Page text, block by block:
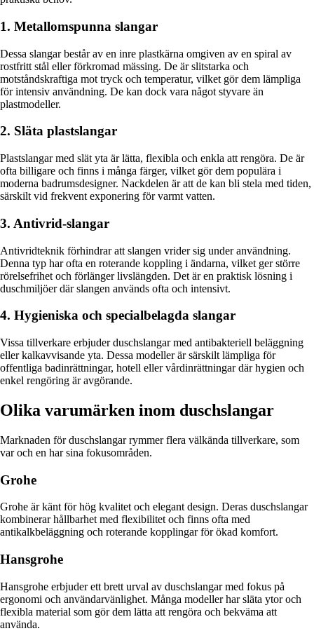
1. Metallomspunna slangar
Dessa slangar består av en inre plastkärna omgiven av en spiral av
rostfritt stål eller förkromad mässing. De är slitstarka och
motståndskraftiga mot tryck och temperatur, vilket gör dem lämpliga
för intensiv användning. De kan dock vara något styvare än
plastmodeller.
2. Släta plastslangar
Plastslangar med slät yta är lätta, flexibla och enkla att rengöra. De är
ofta billigare och finns i många färger, vilket gör dem populära i
moderna badrumsdesigner. Nackdelen är att de kan bli stela med tiden,
särskilt vid frekvent exponering för varmt vatten.
3. Antivrid-slangar
Antivridteknik förhindrar att slangen vrider sig under användning.
Denna typ har ofta en roterande koppling i ändarna, vilket ger större
rörelsefrihet och förlänger livslängden. Det är en praktisk lösning i
duschmiljöer där slangen används ofta och intensivt.
4. Hygieniska och specialbelagda slangar
Vissa tillverkare erbjuder duschslangar med antibakteriell beläggning
eller kalkavvisande yta. Dessa modeller är särskilt lämpliga för
offentliga badinrättningar, hotell eller vårdinrättningar där hygien och
enkel rengöring är avgörande.
Olika varumärken inom duschslangar
Marknaden för duschslangar rymmer flera välkända tillverkare, som
var och en har sina fokusområden.
Grohe
Grohe är känt för hög kvalitet och elegant design. Deras duschslangar
kombinerar hållbarhet med flexibilitet och finns ofta med
antikalkbeläggning och roterande kopplingar för ökad komfort.
Hansgrohe
Hansgrohe erbjuder ett brett urval av duschslangar med fokus på
ergonomi och användarvänlighet. Många modeller har släta ytor och
flexibla material som gör dem lätta att rengöra och bekväma att
använda.